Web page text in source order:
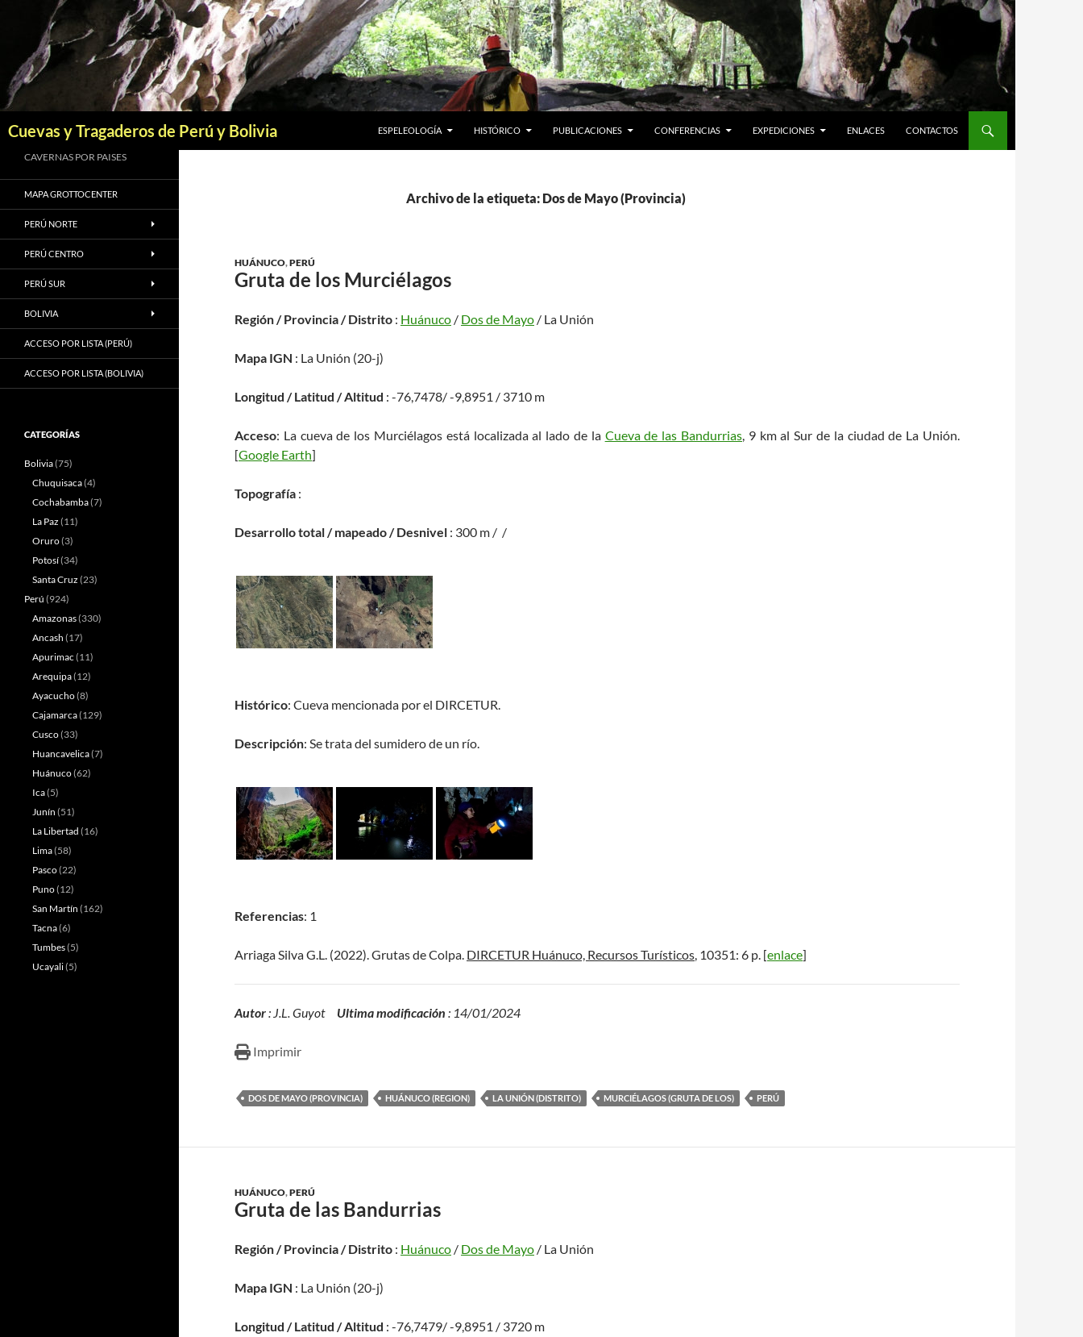
contenido
Cuevas y Tragaderos de Perú y Bolivia ESPELEOLOGÍA HISTÓRICO PUBLICACIONES CONFERENCIAS EXPEDICIONES ENLACES CONTACTOS
Archivo de la etiqueta: Dos de Mayo (Provincia)
HUÁNUCO,PERÚ
Gruta de los Murciélagos
Región / Provincia / Distrito : Huánuco / Dos de Mayo / La Unión
Mapa IGN : La Unión (20-j)
Longitud / Latitud / Altitud : -76,7478/ -9,8951 / 3710 m
Acceso: La cueva de los Murciélagos está localizada al lado de la Cueva de las Bandurrias, 9 km al Sur de la ciudad de La Unión.
[Google Earth]
Topografía :
Desarrollo total / mapeado / Desnivel : 300 m / /
Histórico: Cueva mencionada por el DIRCETUR.
Descripción: Se trata del sumidero de un río.
Referencias: 1
Arriaga Silva G.L. (2022). Grutas de Colpa. DIRCETUR Huánuco, Recursos Turísticos, 10351: 6 p. [enlace]
Autor: J.L. Guyot Ultima modificación : 14/01/2024
Imprimir
DOS DE MAYO (PROVINCIA) HUÁNUCO (REGION) LA UNIÓN (DISTRITO) MURCIÉLAGOS (GRUTA DE LOS) PERÚ
HUÁNUCO,PERÚ
Gruta de las Bandurrias
Región / Provincia / Distrito : Huánuco / Dos de Mayo / La Unión
Mapa IGN : La Unión (20-j)
Longitud / Latitud / Altitud : -76,7479/ -9,8951 / 3720 m
CAVERNAS POR PAISES
MAPA GROTTOCENTER
PERÚ NORTE
PERÚ CENTRO
PERÚ SUR
BOLIVIA
ACCESO POR LISTA (PERÚ)
ACCESO POR LISTA (BOLIVIA)
CATEGORÍAS
Bolivia(75)
Chuquisaca(4)
Cochabamba(7)
La Paz (11)
Oruro(3)
Potosí(34)
Santa Cruz (23)
Perú (924)
Amazonas(330)
Ancash (17)
Apurimac (11)
Arequipa(12)
Ayacucho(8)
Cajamarca(129)
Cusco(33)
Huancavelica(7)
Huánuco(62)
Ica(5)
Junín (51)
La Libertad (16)
Lima(58)
Pasco(22)
Puno(12)
San Martín (162)
Tacna(6)
Tumbes(5)
Ucayali(5)